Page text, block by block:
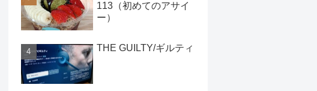
113（初めてのアサイ
ー）
THE GUILTY/ギルティ